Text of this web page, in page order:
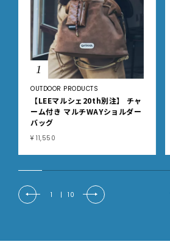
1
OUTDOOR PRODUCTS
【LEEマルシェ20th別注】 チャ
ーム付き マルチWAYショルダー
バッグ
¥ 11,550
1 | 10